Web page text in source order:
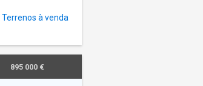
Terrenos à venda
895 000 €